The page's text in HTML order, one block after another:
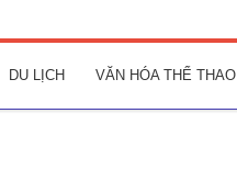
DU LỊCH VĂN HÓA THỂ THAO